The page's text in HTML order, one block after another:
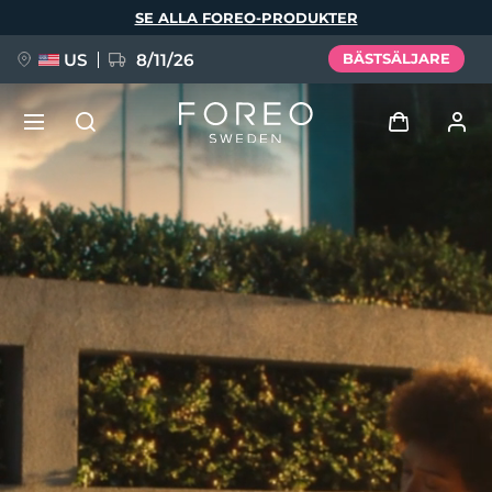
SE ALLA FOREO-PRODUKTER
US 8/11/26 BÄSTSÄLJARE
Användarprofil
Mina enheter
Mina beställningar
Mina adresser
Mina prenumerationer
NYHET
FAQ™ Pure Beauty-Tech Elixir
BREAKING NEWS
issa™ Teeth Whitening Set
Språk
Deutsch
Español
Français
Polski
Svenska
Русский
Türkçe
简体中文 繁體中文